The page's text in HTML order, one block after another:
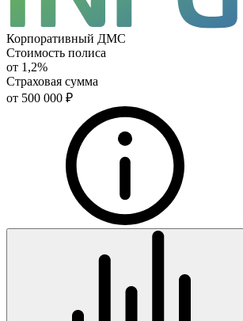
Корпоративный ДМС
Стоимость полиса
от 1,2%
Страховая сумма
от 500 000 ₽